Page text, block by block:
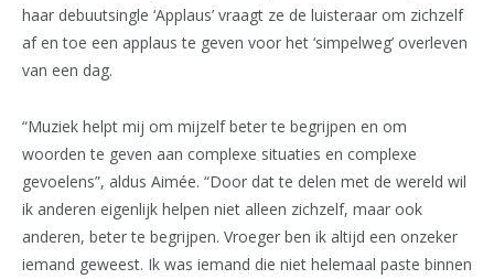
haar debuutsingle ‘Applaus’ vraagt ze de luisteraar om zichzelf
af en toe een applaus te geven voor het ‘simpelweg’ overleven
van een dag.
“Muziek helpt mij om mijzelf beter te begrijpen en om
woorden te geven aan complexe situaties en complexe
gevoelens”, aldus Aimée. “Door dat te delen met de wereld wil
ik anderen eigenlijk helpen niet alleen zichzelf, maar ook
anderen, beter te begrijpen. Vroeger ben ik altijd een onzeker
iemand geweest. Ik was iemand die niet helemaal paste binnen